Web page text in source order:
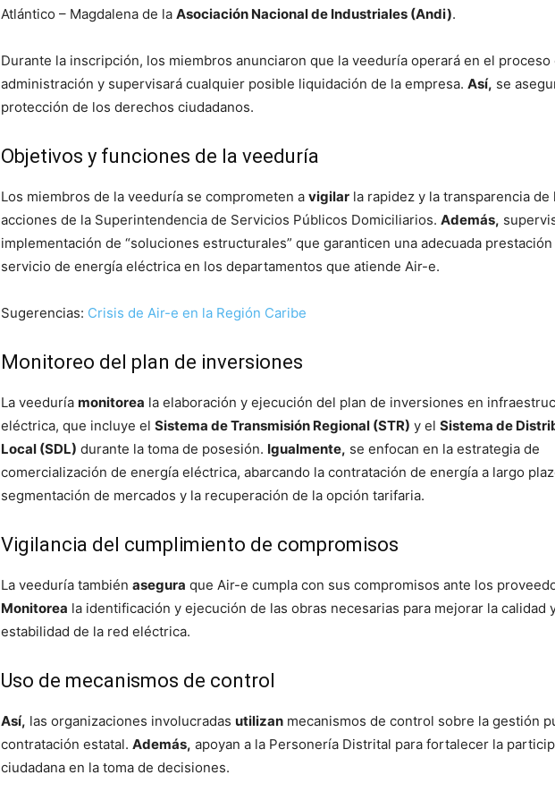
Atlántico – Magdalena de la Asociación Nacional de Industriales (Andi).
Durante la inscripción, los miembros anunciaron que la veeduría operará en el proceso
administración y supervisará cualquier posible liquidación de la empresa. Así, se
protección de los derechos ciudadanos.
Objetivos y funciones de la veeduría
Los miembros de la veeduría se comprometen a vigilar la rapidez y la transparencia de
acciones de la Superintendencia de Servicios Públicos Domiciliarios. Además,
implementación de “soluciones estructurales” que garanticen una adecuada
servicio de energía eléctrica en los departamentos que atiende Air-e.
Sugerencias: Crisis de Air-e en la Región Caribe
Monitoreo del plan de inversiones
La veeduría monitorea la elaboración y ejecución del plan de inversiones en
eléctrica, que incluye el Sistema de Transmisión Regional (STR) y el Sistema de
Local (SDL) durante la toma de posesión. Igualmente, se enfocan en la estrategia de
comercialización de energía eléctrica, abarcando la contratación de energía a largo
segmentación de mercados y la recuperación de la opción tarifaria.
Vigilancia del cumplimiento de compromisos
La veeduría también asegura que Air-e cumpla con sus compromisos ante los
Monitorea la identificación y ejecución de las obras necesarias para mejorar la calidad
estabilidad de la red eléctrica.
Uso de mecanismos de control
Así, las organizaciones involucradas utilizan mecanismos de control sobre la gestión
contratación estatal. Además, apoyan a la Personería Distrital para fortalecer la
ciudadana en la toma de decisiones.